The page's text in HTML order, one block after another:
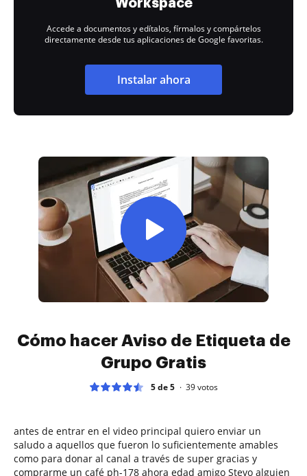
Workspace
Accede a documentos y edítalos, fírmalos y compártelos
directamente desde tus aplicaciones de Google favoritas.
Instalar ahora
Cómo hacer Aviso de Etiqueta de
Grupo Gratis
5 de 5 39votos
antes de entrar en el video principal quiero enviar un
saludo a aquellos que fueron lo suficientemente amables
como para donar al canal a través de super gracias y
comprarme un café ph-178 ahora edad amigo Stevo alguien